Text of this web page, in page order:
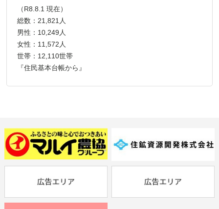
（R8.8.1 現在）
総数：21,821人
男性：10,249人
女性：11,572人
世帯：12,110世帯
『住民基本台帳から』